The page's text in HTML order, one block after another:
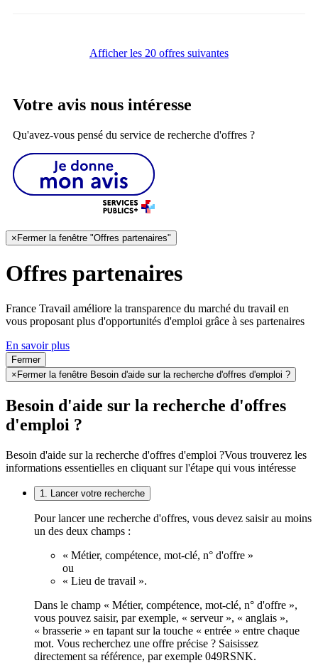
Afficher les 20 offres suivantes
Votre avis nous intéresse
Qu'avez-vous pensé du service de recherche d'offres ?
× Fermer la fenêtre "Offres partenaires"
Offres partenaires
France Travail améliore la transparence du marché du travail en
vous proposant plus d'opportunités d'emploi grâce à ses partenaires
En savoir plus
Fermer
× Fermer la fenêtre Besoin d'aide sur la recherche d'offres d'emploi ?
Besoin d'aide sur la recherche d'offres
d'emploi ?
Besoin d'aide sur la recherche d'offres d'emploi ?Vous trouverez les
informations essentielles en cliquant sur l'étape qui vous intéresse
1. Lancer votre recherche
Pour lancer une recherche d'offres, vous devez saisir au moins
un des deux champs :
« Métier, compétence, mot-clé, n° d'offre »
ou
« Lieu de travail ».
Dans le champ « Métier, compétence, mot-clé, n° d'offre »,
vous pouvez saisir, par exemple, « serveur », « anglais »,
« brasserie » en tapant sur la touche « entrée » entre chaque
mot. Vous recherchez une offre précise ? Saisissez
directement sa référence, par exemple 049RSNK.